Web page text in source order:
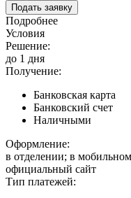
Подать заявку
Подробнее
Условия
Решение:
до 1 дня
Получение:
Банковская карта
Банковский счет
Наличными
Оформление:
в отделении; в
официальный сайт
Тип платежей: